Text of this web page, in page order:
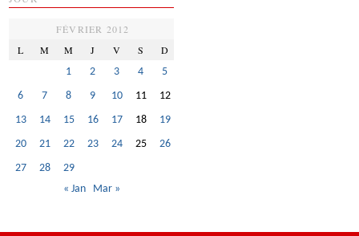
FÉVRIER 2012
L
M M J V S D
1 2 3 4
5
6
7 8 9 10 11
12
13
14 15 16 17 18
19
20
21 22 23 24 25
26
27
28
29
« Jan
Mar »